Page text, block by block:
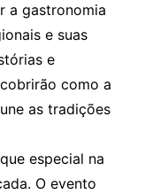
a gastronomia
e suas
e
como a
as tradições
especial na
O evento